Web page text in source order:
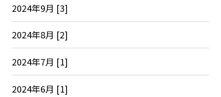
2024年9月 [3]
2024年8月 [2]
2024年7月 [1]
2024年6月 [1]